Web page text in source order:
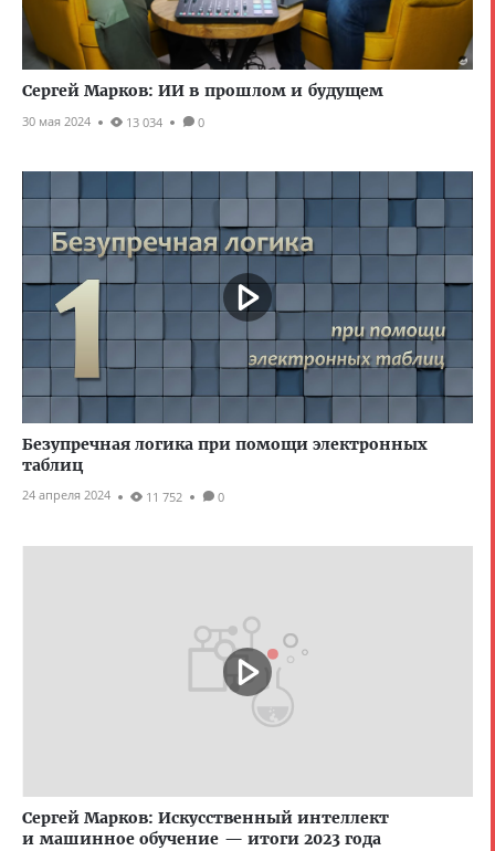
Сергей Марков: ИИ в прошлом и будущем
30 мая 2024 13 034 0
Безупречная логика при помощи электронных
таблиц
24 апреля 2024 11 752 0
Сергей Марков: Искусственный интеллект
и машинное обучение — итоги 2023 года